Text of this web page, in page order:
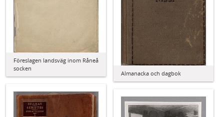
Almanacka och dagbok
Föreslagen landsväg inom Råneå
socken